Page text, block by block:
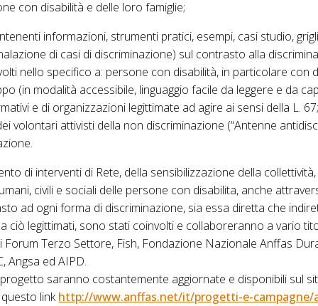
con disabilità e delle loro famiglie;
informazioni, strumenti pratici, esempi, casi studio,
di casi di discriminazione) sul contrasto alla
nello specifico a: persone con disabilità, in particolare con
(in modalità accessibile, linguaggio facile da leggere e da
e di organizzazioni legittimate ad agire ai sensi della L.
volontari attivisti della non discriminazione (“Antenne
di interventi di Rete, della sensibilizzazione della
civili e sociali delle persone con disabilita, anche
ad ogni forma di discriminazione, sia essa diretta che
ciò legittimati, sono stati coinvolti e collaboreranno a vario
Forum Terzo Settore, Fish, Fondazione Nazionale Anffas
Angsa ed AIPD.
saranno costantemente aggiornate e disponibili sul
linkhttp://www.anffas.net/it/progetti-e-campagne/